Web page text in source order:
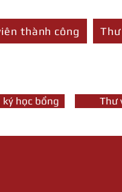
thành công
học bổng Thư